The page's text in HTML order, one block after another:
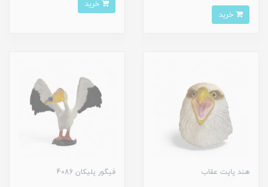
هند پاپت عقاب فیگور پلیکان 4086